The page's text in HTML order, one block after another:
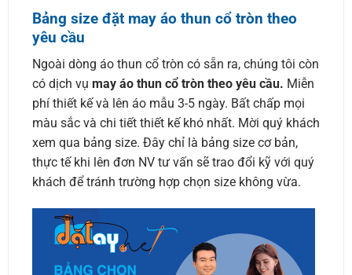
Bảng size đặt may áo thun cổ tròn theo
yêu cầu
Ngoài dòng áo thun cổ tròn có sẵn ra, chúng tôi còn
có dịch vụ may áo thun cổ tròn theo yêu cầu. Miễn
phí thiết kế và lên áo mẫu 3-5 ngày. Bất chấp mọi
màu sắc và chi tiết thiết kế khó nhất. Mời quý khách
xem qua bảng size. Đây chỉ là bảng size cơ bản,
thực tế khi lên đơn NV tư vấn sẽ trao đổi kỹ với quý
khách để tránh trường hợp chọn size không vừa.